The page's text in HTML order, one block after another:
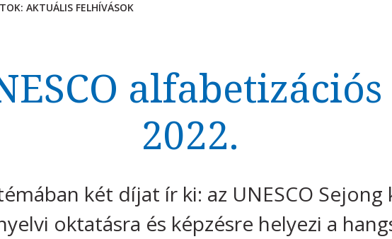
AKTUÁLIS FELHÍVÁSOK
2022.
két díjat ír ki: az UNESCO
oktatásra és képzésre helyezi a